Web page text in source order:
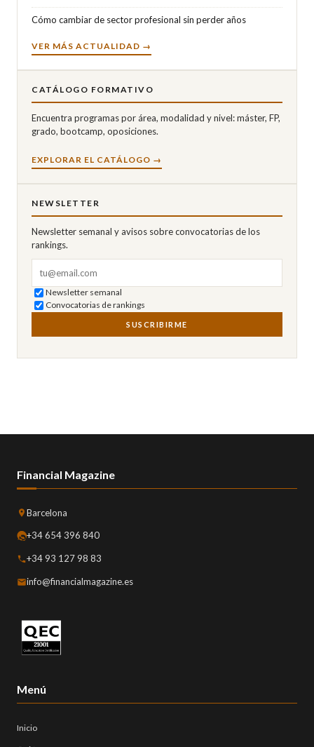
Cómo cambiar de sector profesional sin perder años
VER MÁS ACTUALIDAD →
CATÁLOGO FORMATIVO
Encuentra programas por área, modalidad y nivel: máster, FP,
grado, bootcamp, oposiciones.
EXPLORAR EL CATÁLOGO →
NEWSLETTER
Newsletter semanal y avisos sobre convocatorias de los
rankings.
Newsletter semanal
Convocatorias de rankings
SUSCRIBIRME
Financial Magazine
Barcelona
+34 654 396 840
+34 93 127 98 83
info@financialmagazine.es
Menú
Inicio